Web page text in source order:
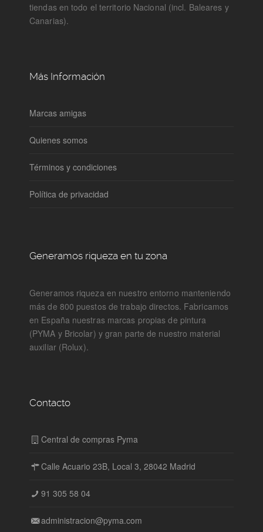
tiendas en todo el territorio Nacional (incl. Baleares y
Canarias).
Más Información
Marcas amigas
Quienes somos
Términos y condiciones
Política de privacidad
Generamos riqueza en tu zona
Generamos riqueza en nuestro entorno manteniendo
más de 800 puestos de trabajo directos. Fabricamos
en España nuestras marcas propias de pintura
(PYMA y Bricolar) y gran parte de nuestro material
auxiliar (Rolux).
Contacto
Central de compras Pyma
Calle Acuario 23B, Local 3, 28042 Madrid
91 305 58 04
administracion@pyma.com